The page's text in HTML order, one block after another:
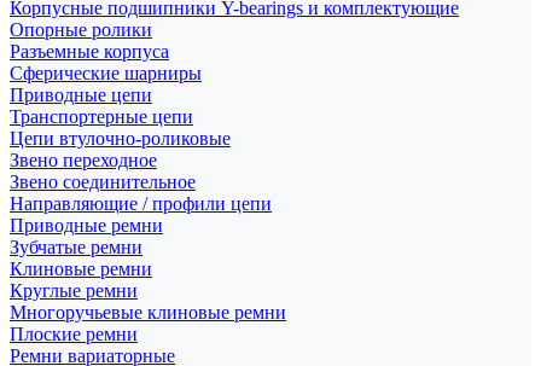
Корпусные подшипники Y-bearings и комплектующие
Опорные ролики
Разъемные корпуса
Сферические шарниры
Приводные цепи
Транспортерные цепи
Цепи втулочно-роликовые
Звено переходное
Звено соединительное
Направляющие / профили цепи
Приводные ремни
Зубчатые ремни
Клиновые ремни
Круглые ремни
Многоручьевые клиновые ремни
Плоские ремни
Ремни вариаторные